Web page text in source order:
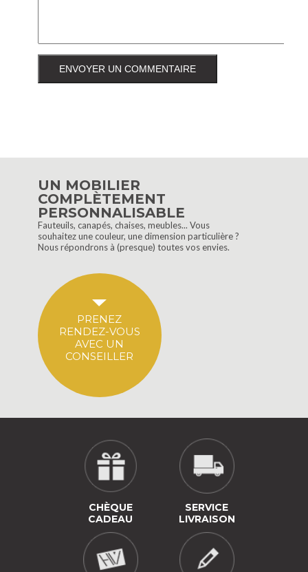
UN MOBILIER
COMPLÈTEMENT
PERSONNALISABLE
Fauteuils, canapés, chaises, meubles... Vous
souhaitez une couleur, une dimension particulière ?
Nous répondrons à (presque) toutes vos envies.
PRENEZ
RENDEZ-VOUS
AVEC UN
CONSEILLER
CHÈQUE
CADEAU
SERVICE
LIVRAISON